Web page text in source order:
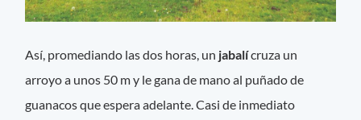
Así, promediando las dos horas, un jabalícruza un
arroyo a unos 50 m y le gana de mano al puñado de
guanacos que espera adelante. Casi de inmediato